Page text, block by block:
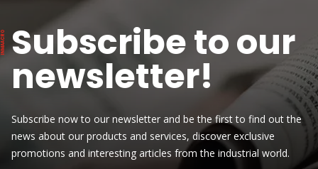
Subscribe to our
newsletter!
Subscribe now to our newsletter and be the first to find out the
news about our products and services, discover exclusive
promotions and interesting articles from the industrial world.